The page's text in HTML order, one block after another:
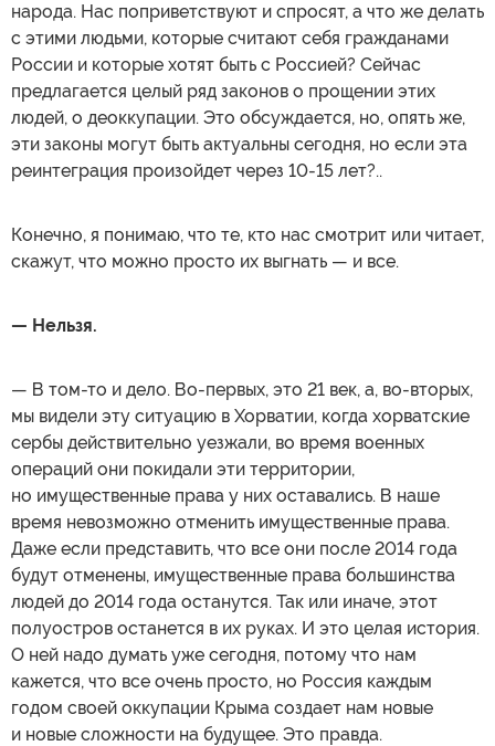
народа. Нас поприветствуют и спросят, а что же делать
с этими людьми, которые считают себя гражданами
России и которые хотят быть с Россией? Сейчас
предлагается целый ряд законов о прощении этих
людей, о деоккупации. Это обсуждается, но, опять же,
эти законы могут быть актуальны сегодня, но если эта
реинтеграция произойдет через 10-15 лет?..
Конечно, я понимаю, что те, кто нас смотрит или читает,
скажут, что можно просто их выгнать — и все.
— Нельзя.
— В том-то и дело. Во-первых, это 21 век, а, во-вторых,
мы видели эту ситуацию в Хорватии, когда хорватские
сербы действительно уезжали, во время военных
операций они покидали эти территории,
но имущественные права у них оставались. В наше
время невозможно отменить имущественные права.
Даже если представить, что все они после 2014 года
будут отменены, имущественные права большинства
людей до 2014 года останутся. Так или иначе, этот
полуостров останется в их руках. И это целая история.
О ней надо думать уже сегодня, потому что нам
кажется, что все очень просто, но Россия каждым
годом своей оккупации Крыма создает нам новые
и новые сложности на будущее. Это правда.